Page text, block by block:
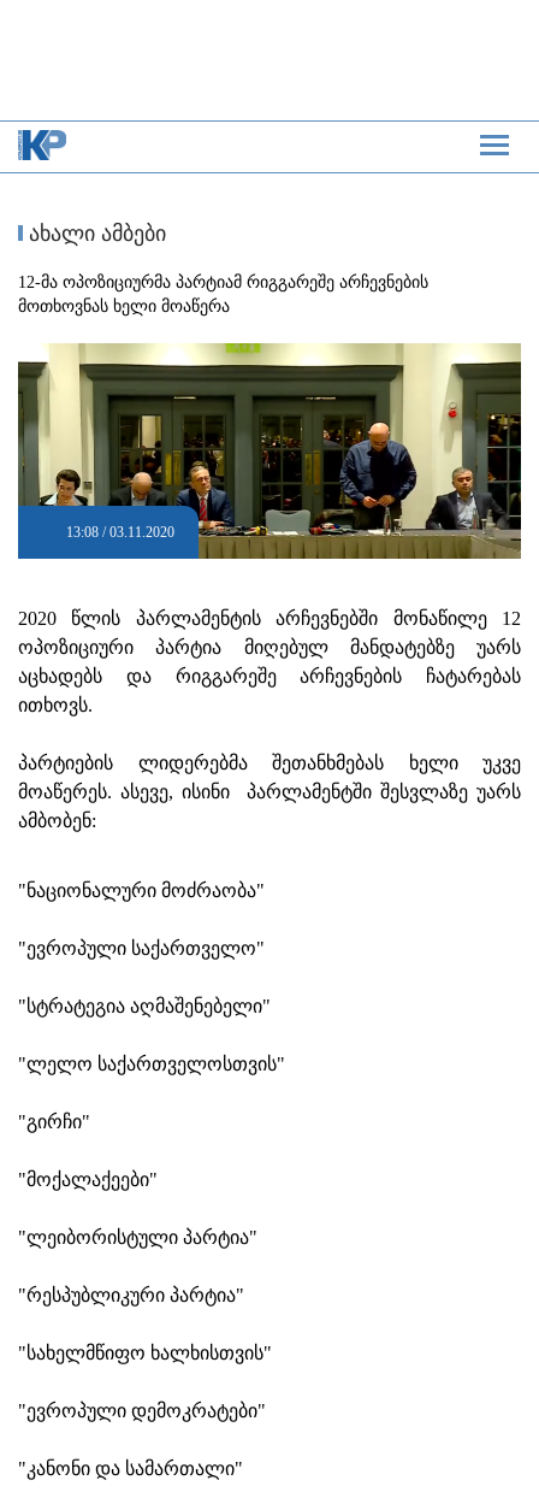
ახალი ამბები
12-მა ოპოზიციურმა პარტიამ რიგგარეშე არჩევნების
მოთხოვნას ხელი მოაწერა
13:08 / 03.11.2020
2020 წლის პარლამენტის არჩევნებში მონაწილე 12
ოპოზიციური პარტია მიღებულ მანდატებზე უარს
აცხადებს და რიგგარეშე არჩევნების ჩატარებას
ითხოვს.
პარტიების ლიდერებმა შეთანხმებას ხელი უკვე
მოაწერეს. ასევე, ისინი პარლამენტში შესვლაზე უარს
ამბობენ:
"ნაციონალური მოძრაობა"
"ევროპული საქართველო"
"სტრატეგია აღმაშენებელი"
"ლელო საქართველოსთვის"
"გირჩი"
"მოქალაქეები"
"ლეიბორისტული პარტია"
"რესპუბლიკური პარტია"
"სახელმწიფო ხალხისთვის"
"ევროპული დემოკრატები"
"კანონი და სამართალი"